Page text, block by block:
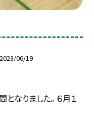
2023/06/19
なりました。 ６月１